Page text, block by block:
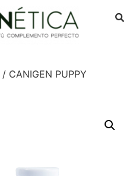
/ CANIGEN PUPPY